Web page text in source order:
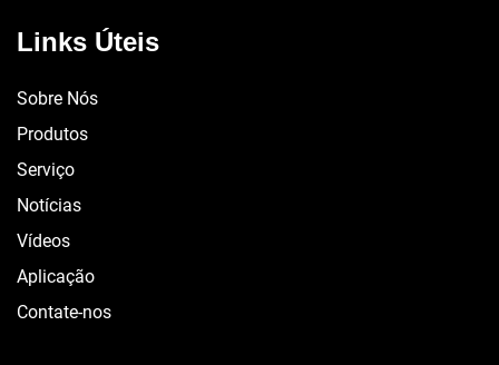
Links Úteis
Sobre Nós
Produtos
Serviço
Notícias
Vídeos
Aplicação
Contate-nos